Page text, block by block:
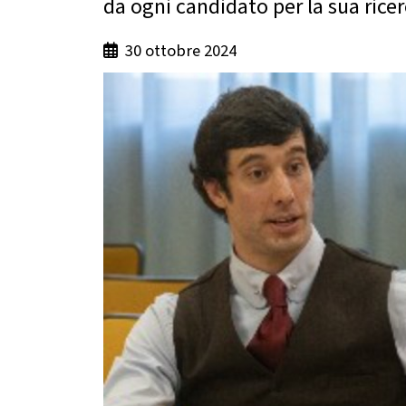
da ogni candidato per la sua
30 ottobre 2024